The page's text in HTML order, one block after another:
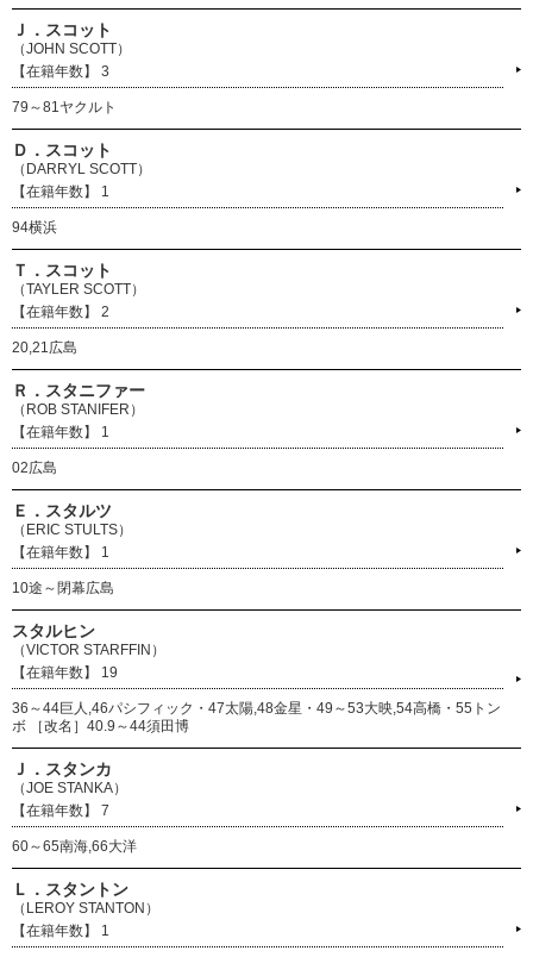
Ｊ．スコット
（JOHN SCOTT）
3
79～81ヤクルト
Ｄ．スコット
（DARRYL SCOTT）
1
94横浜
Ｔ．スコット
（TAYLER SCOTT）
2
20,21広島
Ｒ．スタニファー
（ROB STANIFER）
1
02広島
Ｅ．スタルツ
（ERIC STULTS）
1
10途～閉幕広島
スタルヒン
（VICTOR STARFFIN）
19
36～44巨人,46パシフィック・47太陽,48金星・49～53大映,54高橋・55トン
ボ ［改名］40.9～44須田博
Ｊ．スタンカ
（JOE STANKA）
7
60～65南海,66大洋
Ｌ．スタントン
（LEROY STANTON）
1